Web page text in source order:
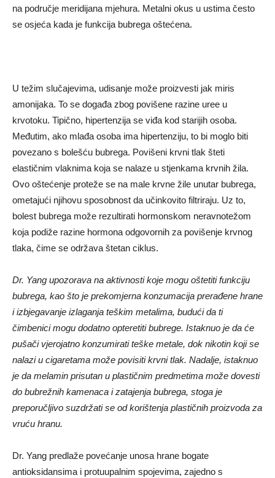
na područje meridijana mjehura. Metalni okus u ustima često
se osjeća kada je funkcija bubrega oštećena.
U težim slučajevima, udisanje može proizvesti jak miris
amonijaka. To se događa zbog povišene razine uree u
krvotoku. Tipično, hipertenzija se viđa kod starijih osoba.
Međutim, ako mlađa osoba ima hipertenziju, to bi moglo biti
povezano s bolešću bubrega. Povišeni krvni tlak šteti
elastičnim vlaknima koja se nalaze u stjenkama krvnih žila.
Ovo oštećenje proteže se na male krvne žile unutar bubrega,
ometajući njihovu sposobnost da učinkovito filtriraju. Uz to,
bolest bubrega može rezultirati hormonskom neravnotežom
koja podiže razine hormona odgovornih za povišenje krvnog
tlaka, čime se održava štetan ciklus.
Dr. Yang upozorava na aktivnosti koje mogu oštetiti funkciju
bubrega, kao što je prekomjerna konzumacija prerađene hrane
i izbjegavanje izlaganja teškim metalima, budući da ti
čimbenici mogu dodatno opteretiti bubrege. Istaknuo je da će
pušači vjerojatno konzumirati teške metale, dok nikotin koji se
nalazi u cigaretama može povisiti krvni tlak. Nadalje, istaknuo
je da melamin prisutan u plastičnim predmetima može dovesti
do bubrežnih kamenaca i zatajenja bubrega, stoga je
preporučljivo suzdržati se od korištenja plastičnih proizvoda za
vruću hranu.
Dr. Yang predlaže povećanje unosa hrane bogate
antioksidansima i protuupalnim spojevima, zajedno s